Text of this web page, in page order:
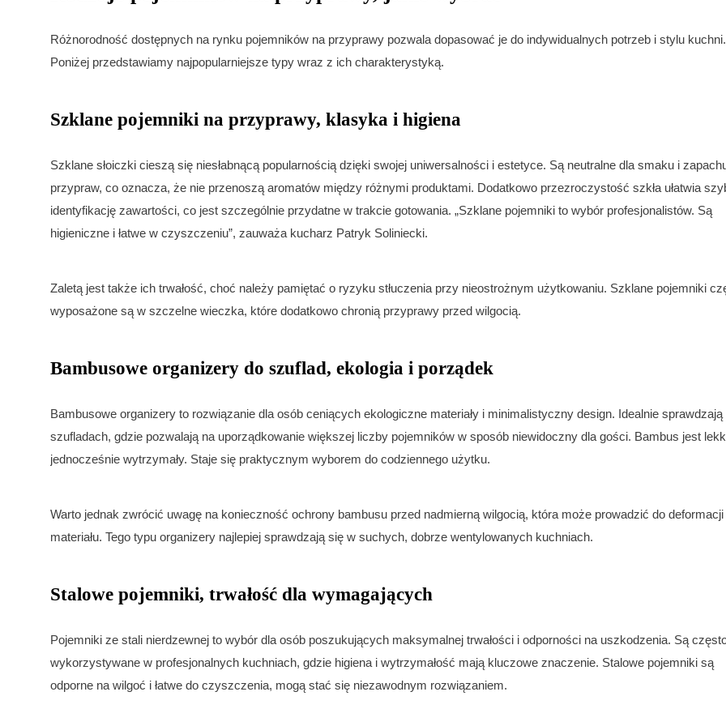
Różnorodność dostępnych na rynku pojemników na przyprawy pozwala dopasować je do indywidualnych potrzeb i stylu kuchni.
Poniżej przedstawiamy najpopularniejsze typy wraz z ich charakterystyką.
Szklane pojemniki na przyprawy, klasyka i higiena
Szklane słoiczki cieszą się niesłabnącą popularnością dzięki swojej uniwersalności i estetyce. Są neutralne dla smaku i
przypraw, co oznacza, że nie przenoszą aromatów między różnymi produktami. Dodatkowo przezroczystość szkła ułatwia
identyfikację zawartości, co jest szczególnie przydatne w trakcie gotowania. „Szklane pojemniki to wybór profesjonalistów. Są
higieniczne i łatwe w czyszczeniu”, zauważa kucharz Patryk Soliniecki.
Zaletą jest także ich trwałość, choć należy pamiętać o ryzyku stłuczenia przy nieostrożnym użytkowaniu. Szklane pojemniki
wyposażone są w szczelne wieczka, które dodatkowo chronią przyprawy przed wilgocią.
Bambusowe organizery do szuflad, ekologia i porządek
Bambusowe organizery to rozwiązanie dla osób ceniących ekologiczne materiały i minimalistyczny design. Idealnie sprawdzają
szufladach, gdzie pozwalają na uporządkowanie większej liczby pojemników w sposób niewidoczny dla gości. Bambus jest
jednocześnie wytrzymały. Staje się praktycznym wyborem do codziennego użytku.
Warto jednak zwrócić uwagę na konieczność ochrony bambusu przed nadmierną wilgocią, która może prowadzić do deformacji
materiału. Tego typu organizery najlepiej sprawdzają się w suchych, dobrze wentylowanych kuchniach.
Stalowe pojemniki, trwałość dla wymagających
Pojemniki ze stali nierdzewnej to wybór dla osób poszukujących maksymalnej trwałości i odporności na uszkodzenia. Są
wykorzystywane w profesjonalnych kuchniach, gdzie higiena i wytrzymałość mają kluczowe znaczenie. Stalowe pojemniki są
odporne na wilgoć i łatwe do czyszczenia, mogą stać się niezawodnym rozwiązaniem.